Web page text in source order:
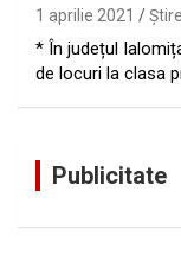
1 aprilie 2021
* În județul
de locuri la clasa
Publicitate